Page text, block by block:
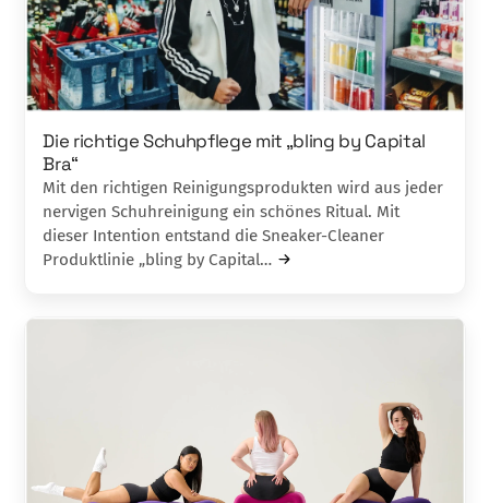
Die richtige Schuhpflege mit „bling by Capital
Bra“
Mit den richtigen Reinigungsprodukten wird aus jeder
nervigen Schuhreinigung ein schönes Ritual. Mit
dieser Intention entstand die Sneaker-Cleaner
Produktlinie „bling by Capital…